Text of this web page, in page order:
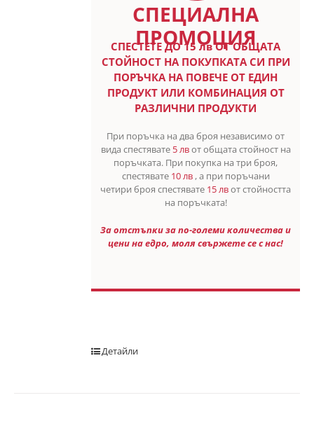
СПЕЦИАЛНА
ПРОМОЦИЯ
СПЕСТETE ДО 15 лв ОТ ОБЩАТА
СТОЙНОСТ НА ПОКУПКАТА СИ ПРИ
ПОРЪЧКА НА ПОВЕЧЕ ОТ ЕДИН
ПРОДУКТ ИЛИ КОМБИНАЦИЯ ОТ
РАЗЛИЧНИ ПРОДУКТИ
При поръчка на два броя независимо от
вида спестявате 5 лвот общата стойност на
поръчката. При покупка на три броя,
спестявате 10 лв , а при поръчани
четири броя спестявате 15 лвот стойността
на поръчката!
За отстъпки за по-големи количества и
цени на едро, моля свържете се с нас!
Детайли